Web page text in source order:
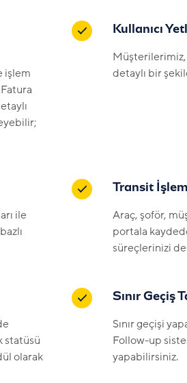
işlem
Kullanıcı
Müşterilerimiz,
detaylı bir
ile
Transit
Araç, şoför,
portala
süreçlerinizi
statüsü
olarak
Sınır Geçiş
Sınır geçişi
Follow-up
yapabilirsiniz.